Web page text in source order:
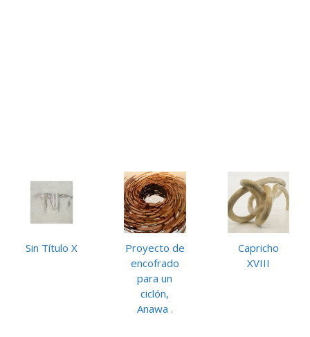
Sin Título X
Proyecto de
encofrado
para un
ciclón,
Anawa .
Capricho
XVIII